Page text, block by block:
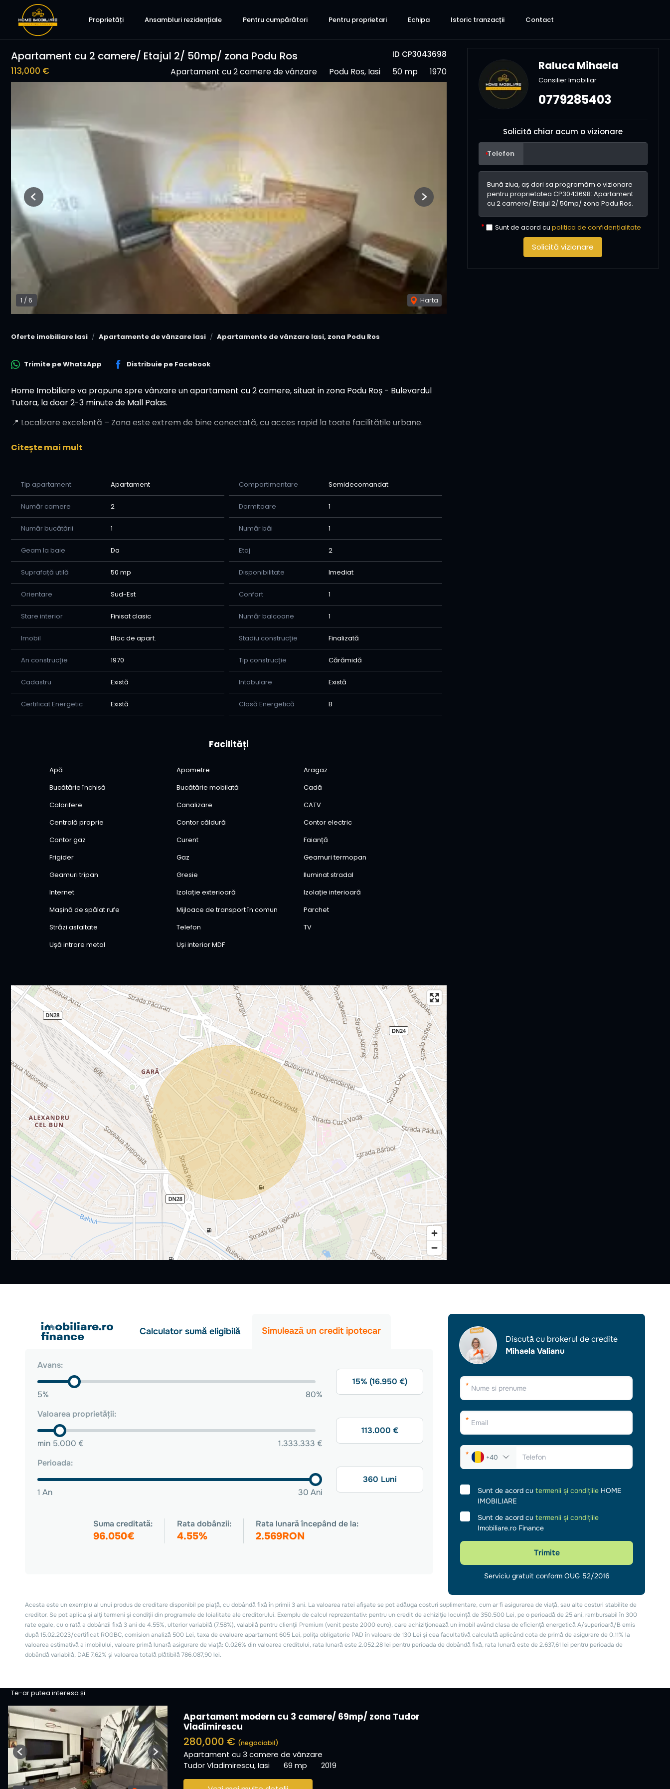
Proprietăți Ansambluri rezidențiale Pentru cumpărători Pentru proprietari Echipa Istoric tranzacții Contact
ID CP3043698
Apartament cu 2 camere/ Etajul 2/ 50mp/ zona Podu Ros
113,000 € Apartament cu 2 camere de vânzare Podu Ros, Iasi 50 mp 1970
1 /6 Harta
Previous Next
Oferte imobiliare Iasi Apartamente de vânzare Iasi Apartamente de vânzare Iasi, zona Podu Ros
Trimite peWhatsApp Distribuie pe Facebook
Home Imobiliare va propune spre vânzare un apartament cu 2 camere, situat in zona Podu Roș - Bulevardul
Tutora, la doar 2-3 minute de Mall Palas.
📍 Localizare excelentă – Zona este extrem de bine conectată, cu acces rapid la toate facilitățile urbane.
• Ideal pentru personalizare după propriul gust
• Potrivit atât pentru locuit, cât și pentru investiție
🤝 Avantajele colaborării cu Home Imobiliare:
-Oferim consiliere si asistenta permanenta pana la semnarea contractului de vanzare cumparare (relatia
vanzator-cumparator-banca-notar, cat si alte institutii)
-Va sprijinim in procesul de creditare avand o relatie de colaborare stransa cu bancile comerciale care
activeaza in orasul nostru.
-Asiguram consilierea juridica de la momentul la care v-ati hotarat sa cumparati imobilul pana la finalizarea
vanzarii.
Pentru a afla mai multe detalii si a programa o vizionare puteti apela oricand la consilierul nostru imobiliar:
0779285403 Raluca
Citește mai mult
Tip apartament Apartament Compartimentare Semidecomandat
Număr camere 2 Dormitoare 1
Număr bucătării 1 Număr băi 1
Geam la baie Da Etaj 2
Suprafață utilă 50 mp Disponibilitate Imediat
Orientare Sud-Est Confort 1
Stare interior Finisat clasic Număr balcoane 1
Imobil Bloc de apart. Stadiu construcție Finalizată
An construcție 1970 Tip construcție Cărămidă
Cadastru Există Intabulare Există
Certificat Energetic Există Clasă Energetică B
Facilități
Apă Apometre
Aragaz
Bucătărie închisă
Bucătărie mobilată
Cadă
Calorifere
Canalizare
CATV
Centrală proprie
Contor căldură
Contor electric
Contor gaz
Curent
Faianță
Frigider
Gaz
Geamuri termopan
Geamuri tripan
Gresie
Iluminat stradal
Internet
Izolație exterioară
Izolație interioară
Mașină de spălat rufe
Mijloace de transport în comun
Parchet
Străzi asfaltate
Telefon
TV
Ușă intrare metal
Uși interior MDF
Raluca Mihaela
Consilier Imobiliar
0779285403
Solicită chiar acum o vizionare
Telefon
Sunt de acord cu politica de confidențialitate
Solicită vizionare
Te-ar putea interesa și:
Previous Next
Apartament modern cu 3 camere/ 69mp/ zona Tudor
Vladimirescu
280,000 € (negociabil)
Apartament cu 3 camere de vânzare
Tudor Vladimirescu, Iasi
69 mp 2019